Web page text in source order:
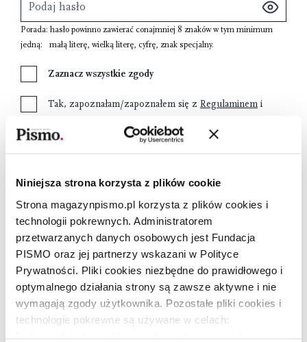
Niniejsza strona korzysta z plików cookie
Strona magazynpismo.pl korzysta z plików cookies i
technologii pokrewnych. Administratorem
przetwarzanych danych osobowych jest Fundacja
PISMO oraz jej partnerzy wskazani w Polityce
Prywatności. Pliki cookies niezbędne do prawidłowego i
optymalnego działania strony są zawsze aktywne i nie
wymagają zgody użytkownika. Pozostałe pliki cookies i
technologie pokrewne są używane w celach:
Porada: hasło powinno zawierać conajmniej 8 znakóww tym minimum
jedną:
małą literę wielką literę cyfrę znak specjalny.
Zaznacz wszystkie zgody
Tak, zapoznałam/zapoznałem się z Regulaminem i
danych osobowych zawartych wInformacji o RODO
Wyrażam zgodę na przetwarzanie moich danych
osobowych przez Fundację Pismo w celach
marketingowych.
Załóż konto